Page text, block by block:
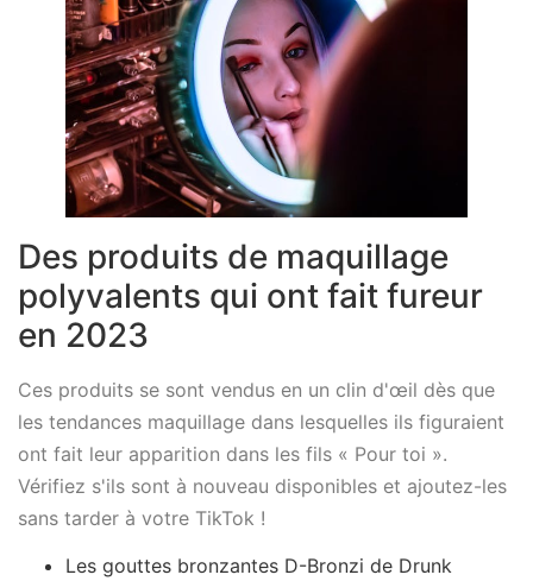
Des produits de maquillage
polyvalents qui ont fait fureur
en 2023
Ces produits se sont vendus en un clin d'œil dès que
les tendances maquillage dans lesquelles ils figuraient
ont fait leur apparition dans les fils « Pour toi ».
Vérifiez s'ils sont à nouveau disponibles et ajoutez-les
sans tarder à votre TikTok !
Les gouttes bronzantes D-Bronzi de Drunk